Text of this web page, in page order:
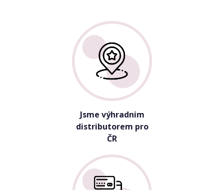
Jsme výhradnim
distributorem pro
ČR